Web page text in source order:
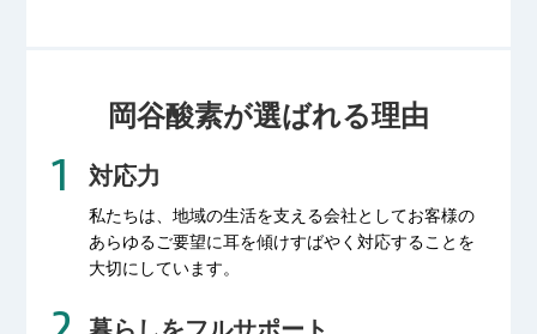
岡谷酸素が選ばれる理由
対応力
私たちは、地域の生活を支える会社としてお客様の
あらゆるご要望に耳を傾けすばやく対応することを
大切にしています。